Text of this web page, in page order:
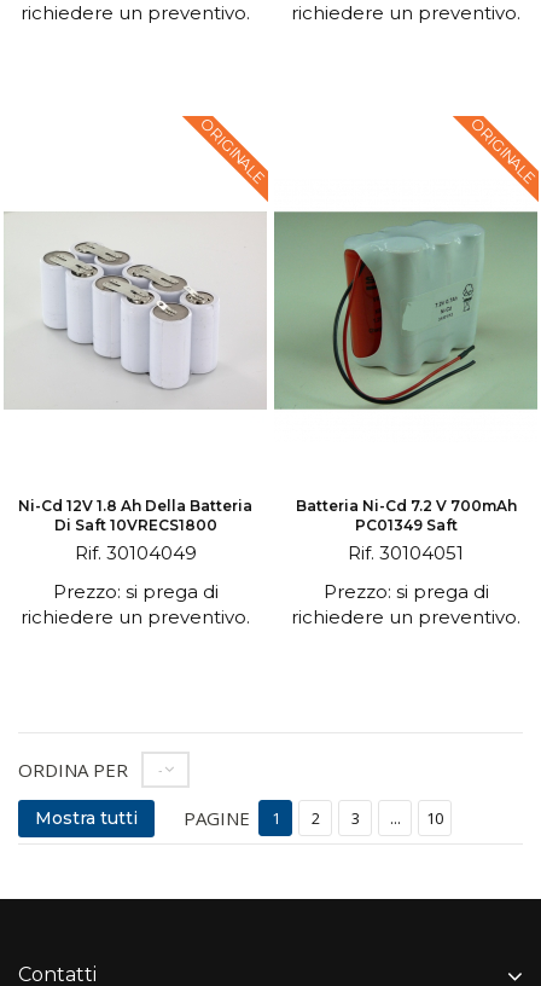
richiedere un preventivo.
richiedere un preventivo.
ORIGINALE
Ni-Cd 12V 1.8 Ah Della Batteria
Di Saft 10VRECS1800
Rif. 30104049
Prezzo: si prega di
richiedere un preventivo.
ORIGINALE
Batteria Ni-Cd 7.2 V 700mAh
PC01349 Saft
Rif. 30104051
Prezzo: si prega di
richiedere un preventivo.
ORDINA PER --
Mostra tutti PAGINE 1 2 3 ... 10
Contatti